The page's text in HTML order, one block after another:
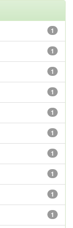
1
1
1
1
1
1
1
1
1
1